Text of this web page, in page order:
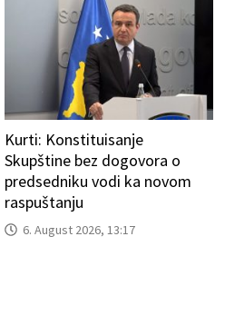
Kurti: Konstituisanje
Skupštine bez dogovora o
predsedniku vodi ka novom
raspuštanju
6. August 2026, 13:17